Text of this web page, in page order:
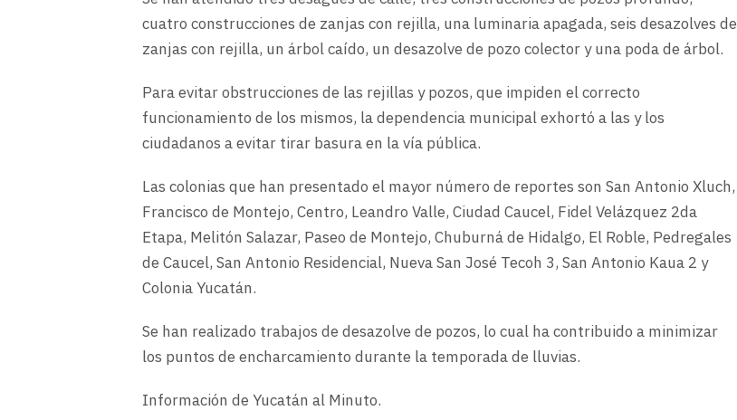
cuatro construcciones de zanjas con rejilla, una luminaria apagada, seis desazolves de
zanjas con rejilla, un árbol caído, un desazolve de pozo colector y una poda de árbol.
Para evitar obstrucciones de las rejillas y pozos, que impiden el correcto
funcionamiento de los mismos, la dependencia municipal exhortó a las y los
ciudadanos a evitar tirar basura en la vía pública.
Las colonias que han presentado el mayor número de reportes son San Antonio Xluch,
Francisco de Montejo, Centro, Leandro Valle, Ciudad Caucel, Fidel Velázquez 2da
Etapa, Melitón Salazar, Paseo de Montejo, Chuburná de Hidalgo, El Roble, Pedregales
de Caucel, San Antonio Residencial, Nueva San José Tecoh 3, San Antonio Kaua 2 y
Colonia Yucatán.
Se han realizado trabajos de desazolve de pozos, lo cual ha contribuido a minimizar
los puntos de encharcamiento durante la temporada de lluvias.
Información de Yucatán al Minuto.